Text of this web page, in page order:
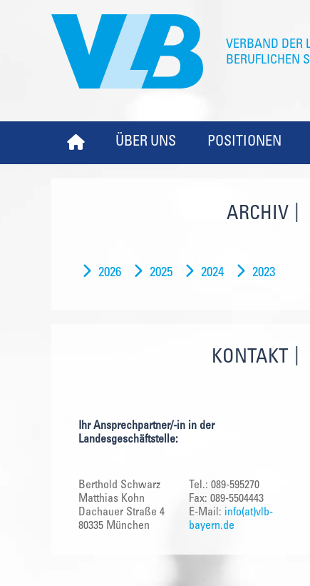
ÜBER UNS POSITIONEN
ARCHIV
2026 2025 2024 2023
KONTAKT
Ihr Ansprechpartner/-in in der
Landesgeschäftstelle:
Berthold Schwarz
Matthias Kohn
Dachauer Straße 4
80335 München
Tel.: 089-595270
Fax: 089-5504443
E-Mail: info(at)vlb-
bayern.de